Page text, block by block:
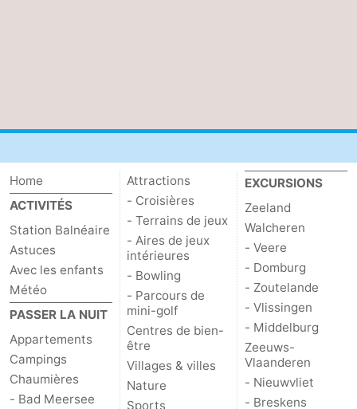
Home
ACTIVITÉS
Station Balnéaire
Astuces
Avec les enfants
Météo
PASSER LA NUIT
Appartements
Campings
Chaumières
- Bad Meersee
Attractions
- Croisières
- Terrains de jeux
- Aires de jeux
intérieures
- Bowling
- Parcours de
mini-golf
Centres de bien-
être
Villages & villes
Nature
Sports
EXCURSIONS
Zeeland
Walcheren
- Veere
- Domburg
- Zoutelande
- Vlissingen
- Middelburg
Zeeuws-
Vlaanderen
- Nieuwvliet
- Breskens